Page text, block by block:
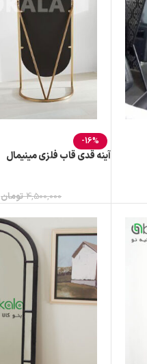
-16%
آینه قدی قاب فلزی مینیمال
4,500,000 تومان